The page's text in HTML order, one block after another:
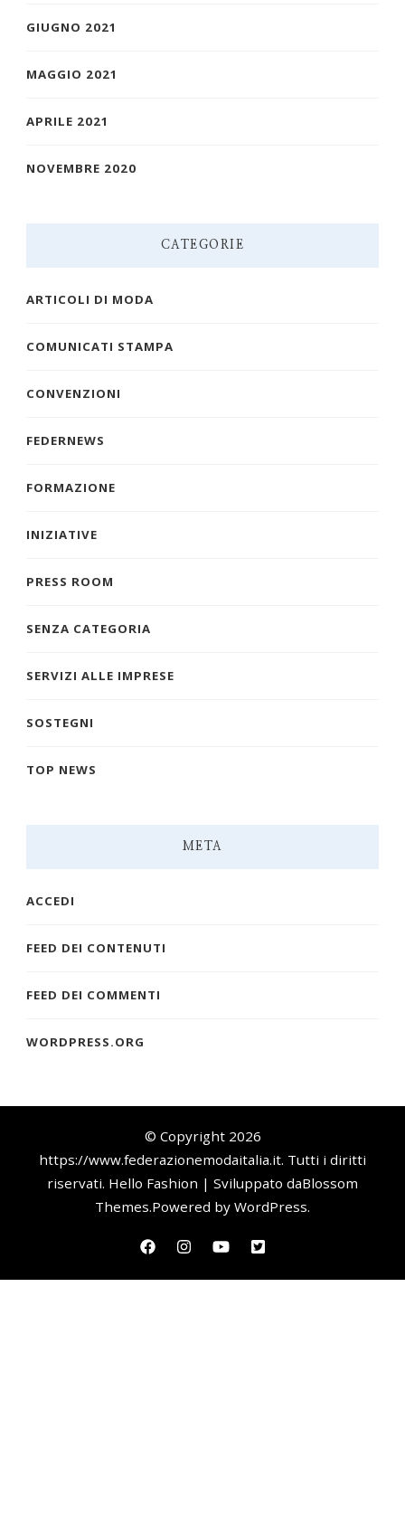
GIUGNO 2021
MAGGIO 2021
APRILE 2021
NOVEMBRE 2020
CATEGORIE
ARTICOLI DI MODA
COMUNICATI STAMPA
CONVENZIONI
FEDERNEWS
FORMAZIONE
INIZIATIVE
PRESS ROOM
SENZA CATEGORIA
SERVIZI ALLE IMPRESE
SOSTEGNI
TOP NEWS
META
ACCEDI
FEED DEI CONTENUTI
FEED DEI COMMENTI
WORDPRESS.ORG
© Copyright 2026
https://www.federazionemodaitalia.it. Tutti i diritti
riservati. Hello Fashion | Sviluppato daBlossom
Themes.Powered by WordPress.